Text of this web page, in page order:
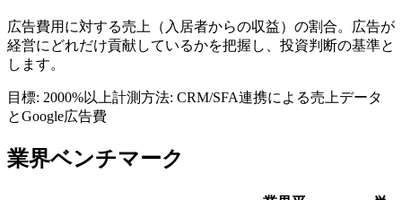
広告費用に対する売上（入居者からの収益）の割合。広告が
経営にどれだけ貢献しているかを把握し、投資判断の基準と
します。
目標: 2000%以上計測方法: CRM/SFA連携による売上データ
とGoogle広告費
業界ベンチマーク